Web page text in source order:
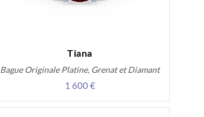
Tiana
Bague Originale Platine, Grenat et Diamant
1 600 €